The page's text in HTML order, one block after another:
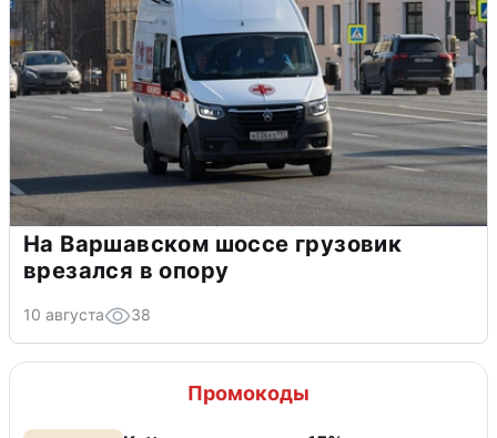
На Варшавском шоссе грузовик
врезался в опору
10 августа 38
Промокоды